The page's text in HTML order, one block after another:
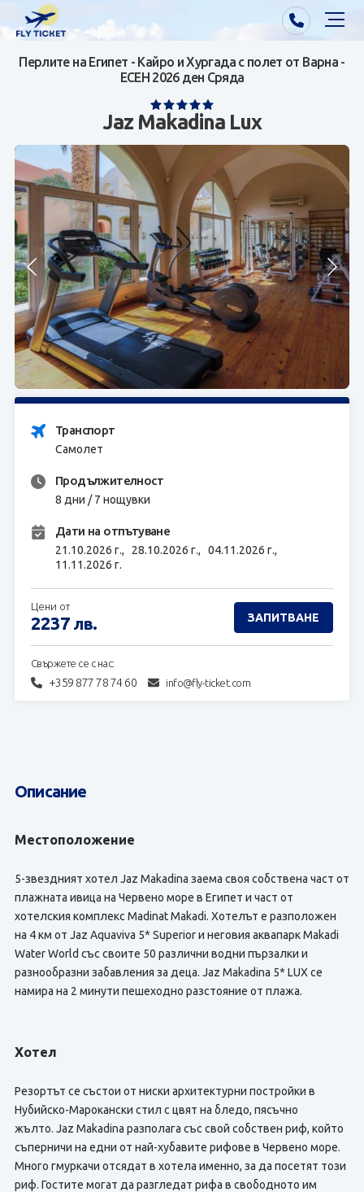
Почивки от Варна
Почивки от София/Пловдив/Бургас
Самолетни билети
Визи
Контакти
За нас
ЗАПИТВАНЕ
Перлите на Египет - Кайро и Хургада с полет от Варна -
ЕСЕН 2026 ден Сряда
Jaz Makadina Lux
Транспорт
Самолет
Продължителност
8 дни / 7 нощувки
Дати на отпътуване
21.10.2026 г., 28.10.2026 г., 04.11.2026 г.,
11.11.2026 г.
Свържете се с нас:
+359 877 78 74 60 info@fly-ticket.com
Цени от
2237 лв. ЗАПИТВАНЕ
Описание
Местоположение
5-звездният хотел Jaz Makadina заема своя собствена част от
плажната ивица на Червено море в Египет и част от
хотелския комплекс Madinat Makadi. Хотелът е разположен
на 4 км от Jaz Aquaviva 5* Superior и неговия аквапарк Makadi
Water World със своите 50 различни водни пързалки и
разнообразни забавления за деца. Jaz Makadina 5* LUX се
намира на 2 минути пешеходно разстояние от плажа.
Хотел
Резортът се състои от ниски архитектурни постройки в
Нубийско-Марокански стил с цвят на бледо, пясъчно
жълто. Jaz Makadina разполага със свой собствен риф, който
съперничи на едни от най-хубавите рифове в Червено море.
Много гмуркачи отсядат в хотела именно, за да посетят този
риф. Гостите могат да разгледат рифа в свободното им